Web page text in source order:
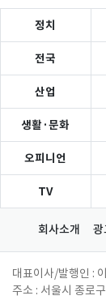
정치
전국
산업
생활·문화
오피니언
TV
회사소개
대표이사/발행인 :
주소 : 서울시 종로